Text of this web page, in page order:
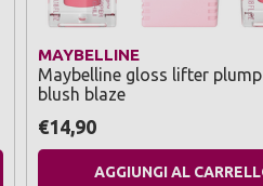
MAYBELLINE
Maybelline gloss lifter
blush blaze
€14,90
AGGIUNGI AL